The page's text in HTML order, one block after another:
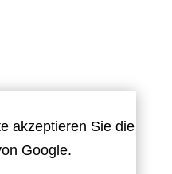
akzeptieren Sie die
Google.